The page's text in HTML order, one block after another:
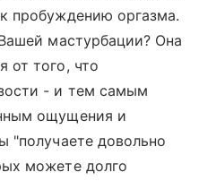
пробуждению оргазма.
мастурбации? Она
от того, что
- и тем самым
ощущения и
"получаете довольно
можете долго